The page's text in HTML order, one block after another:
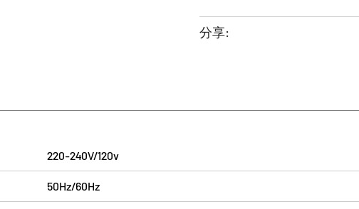
分享:
220-240V/120v
50Hz/60Hz